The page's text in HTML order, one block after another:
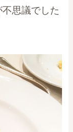
思議でした